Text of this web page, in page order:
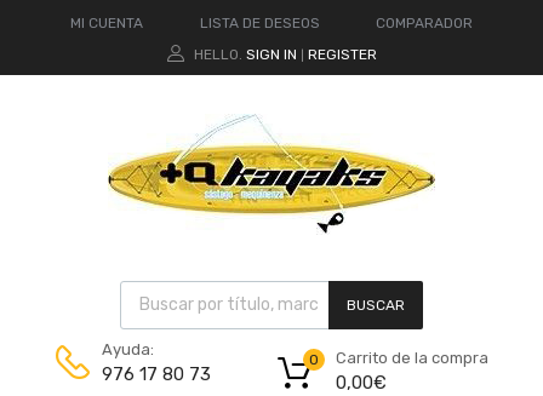
MI CUENTA LISTA DE DESEOS
COMPARADOR
HELLO. SIGN IN REGISTER
BUSCAR
Ayuda:
976 17 80 73
Carrito de la compra
0,00€
0